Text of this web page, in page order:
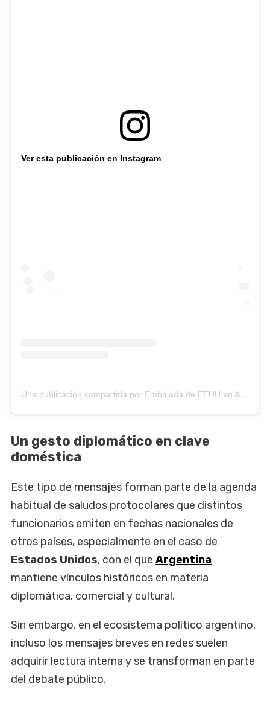
Ver esta publicación en Instagram
Una publicación compartida por Embajada de EEUU en Argentina (@embajadaeeuuarg)
Un gesto diplomático en clave
doméstica
Este tipo de mensajes forman parte de la agenda
habitual de saludos protocolares que distintos
funcionarios emiten en fechas nacionales de
otros países, especialmente en el caso de
Estados Unidos, con el que Argentina
mantiene vínculos históricos en materia
diplomática, comercial y cultural.
Sin embargo, en el ecosistema político argentino,
incluso los mensajes breves en redes suelen
adquirir lectura interna y se transforman en parte
del debate público.